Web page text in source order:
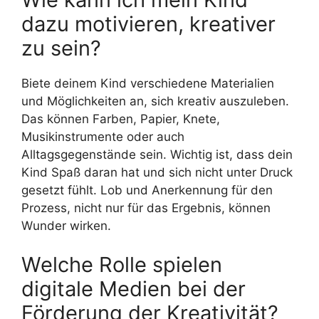
dazu motivieren, kreativer
zu sein?
Biete deinem Kind verschiedene Materialien
und Möglichkeiten an, sich kreativ auszuleben.
Das können Farben, Papier, Knete,
Musikinstrumente oder auch
Alltagsgegenstände sein. Wichtig ist, dass dein
Kind Spaß daran hat und sich nicht unter Druck
gesetzt fühlt. Lob und Anerkennung für den
Prozess, nicht nur für das Ergebnis, können
Wunder wirken.
Welche Rolle spielen
digitale Medien bei der
Förderung der Kreativität?